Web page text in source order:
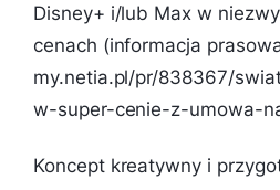
Disney+ i/lub Max w
cenach (informacja
my.netia.pl/pr/838367/
w-super-cenie-z-umowa-
Koncept kreatywny i